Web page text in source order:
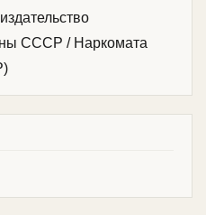
СССР / Наркомата